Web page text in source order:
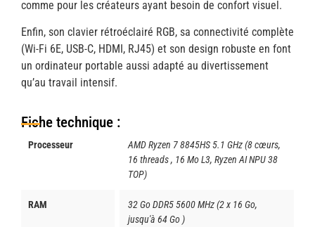
comme pour les créateurs ayant besoin de confort visuel.
Enfin, son clavier rétroéclairé RGB, sa connectivité complète
(Wi-Fi 6E, USB-C, HDMI, RJ45) et son design robuste en font
un ordinateur portable aussi adapté au divertissement
qu’au travail intensif.
Fiche technique :
Processeur
AMD Ryzen 7 8845HS 5.1 GHz (8 cœurs,
16 threads , 16 Mo L3, Ryzen AI NPU 38
TOP)
RAM
32 Go DDR5 5600 MHz (2 x 16 Go,
jusqu'à 64 Go )